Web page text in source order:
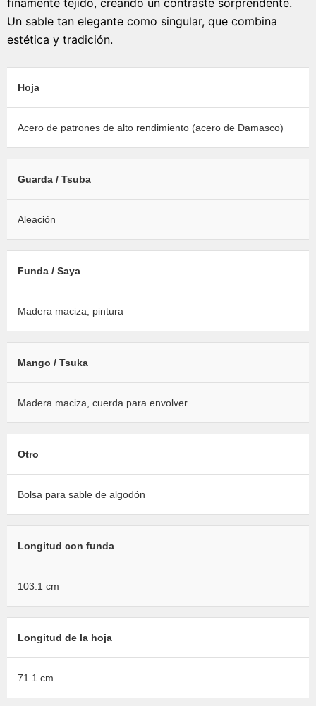
finamente tejido, creando un contraste sorprendente.
Un sable tan elegante como singular, que combina
estética y tradición.
Hoja
Acero de patrones de alto rendimiento (acero de Damasco)
Guarda / Tsuba
Aleación
Funda / Saya
Madera maciza, pintura
Mango / Tsuka
Madera maciza, cuerda para envolver
Otro
Bolsa para sable de algodón
Longitud con funda
103.1 cm
Longitud de la hoja
71.1 cm